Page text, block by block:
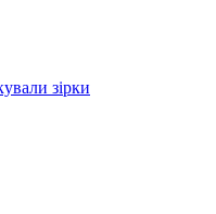
зірки